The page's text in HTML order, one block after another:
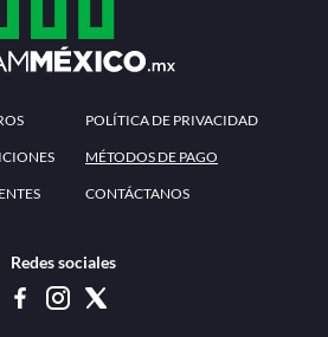
POLÍTICA DE PRIVACIDAD
MÉTODOS DE PAGO
CONTÁCTANOS
Redes sociales